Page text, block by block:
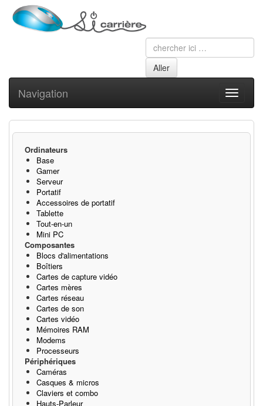
Toggle
Navigation
Ordinateurs
Base
Gamer
Serveur
Portatif
Accessoires de portatif
Tablette
Tout-en-un
Mini PC
Composantes
Blocs d'alimentations
Boîtiers
Cartes de capture vidéo
Cartes mères
Cartes réseau
Cartes de son
Cartes vidéo
Mémoires RAM
Modems
Processeurs
Périphériques
Caméras
Casques & micros
Claviers et combo
Hauts-Parleur